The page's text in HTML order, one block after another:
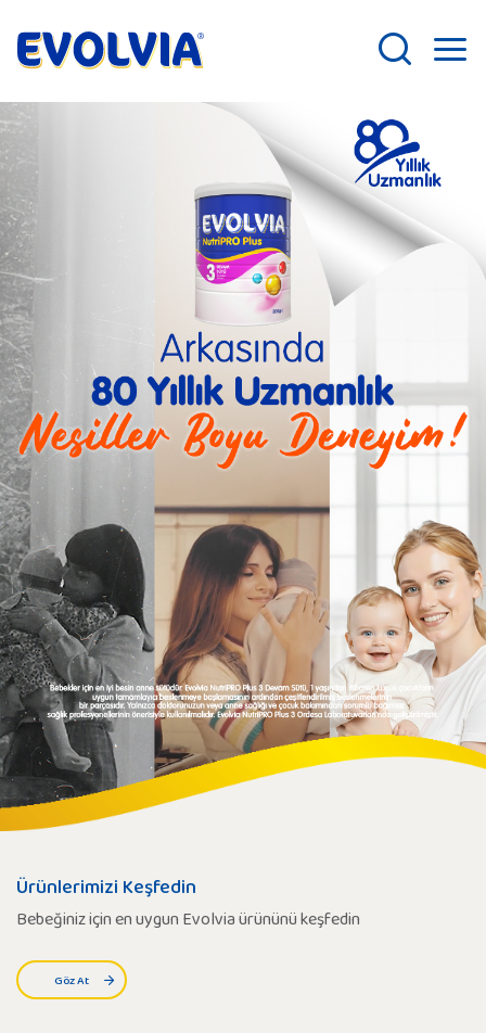
Ürünlerimizi Keşfedin
Bebeğiniz için en uygun Evolvia ürününü keşfedin
Göz At